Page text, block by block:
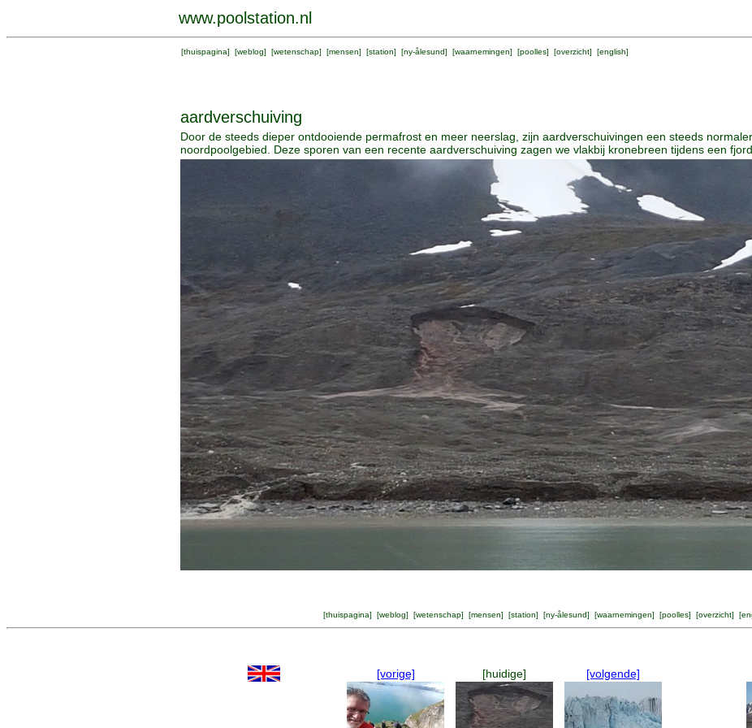
www.poolstation.nl
[thuispagina] [weblog] [wetenschap] [mensen] [station] [ny-ålesund] [waarnemingen] [poolles] [overzicht] [english]
aardverschuiving
Door de steeds dieper ontdooiende permafrost en meer neerslag, zijn aardverschuivingen een steeds
noordpoolgebied. Deze sporen van een recente aardverschuiving zagen we vlakbij kronebreen tijdens een
[thuispagina] [weblog] [wetenschap] [mensen] [station] [ny-ålesund] [waarnemingen] [poolles] [overzicht] [
[vorige] [huidige] [volgende]